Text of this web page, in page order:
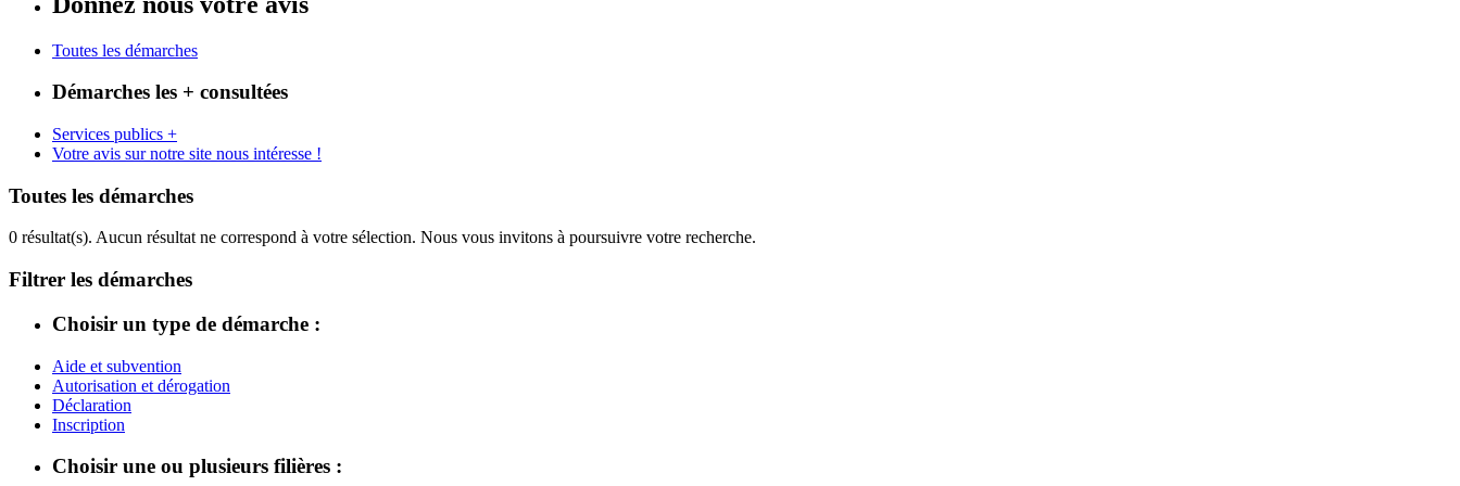
Toutes les démarches
Démarches les + consultées
Services publics +
Votre avis sur notre site nous intéresse !
Toutes les démarches
0 résultat(s). Aucun résultat ne correspond à votre sélection. Nous vous invitons à poursuivre votre recherche.
Filtrer les démarches
Choisir un type de démarche :
Aide et subvention
Autorisation et dérogation
Déclaration
Inscription
Choisir une ou plusieurs filières :